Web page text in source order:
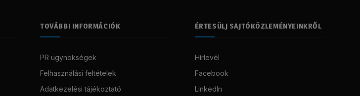
TOVÁBBI INFORMÁCIÓK
PR ügynökségek
Felhasználási feltételek
Adatkezelési tájékoztató
ÉRTESÜLJ SAJTÓKÖZLEMÉNYEINKRŐL
Hírlevél
Facebook
LinkedIn